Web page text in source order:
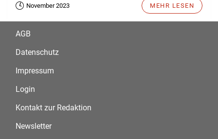
November 2023 MEHR LESEN
AGB
Datenschutz
Impressum
Login
Kontakt zur Redaktion
Newsletter